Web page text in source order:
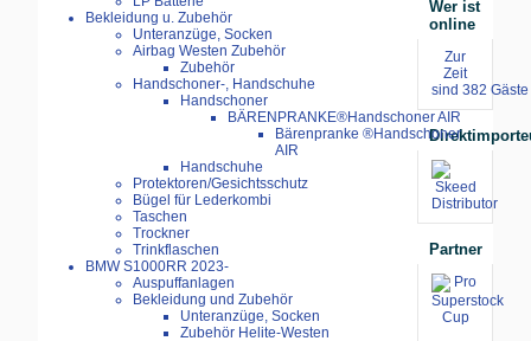
Bekleidung u. Zubehör
Unteranzüge, Socken
Airbag Westen Zubehör
Zubehör
Handschoner-, Handschuhe
Handschoner
BÄRENPRANKE®Handschoner AIR
Bärenpranke ®Handschoner
AIR
Handschuhe
Protektoren/Gesichtsschutz
Bügel für Lederkombi
Taschen
Trockner
Trinkflaschen
BMW S1000RR 2023-
Auspuffanlagen
Bekleidung und Zubehör
Unteranzüge, Socken
Zubehör Helite-Westen
Wer ist
online
Zur
Zeit
sind 382
Partner